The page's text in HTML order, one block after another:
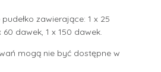
zawierające: 1 x 25
dawek, 1 x 150 dawek.
mogą nie być dostępne w